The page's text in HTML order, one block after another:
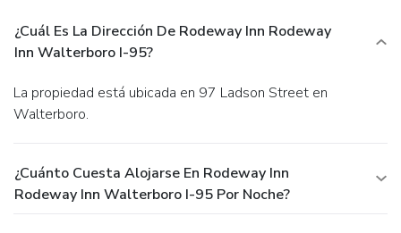
¿Cuál Es La Dirección De Rodeway Inn Rodeway
Inn Walterboro I-95?
La propiedad está ubicada en 97 Ladson Street en
Walterboro.
¿Cuánto Cuesta Alojarse En Rodeway Inn
Rodeway Inn Walterboro I-95 Por Noche?